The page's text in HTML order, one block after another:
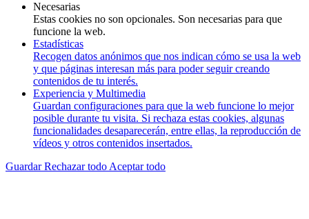
Necesarias
Estas cookies no son opcionales. Son necesarias para que
funcione la web.
Estadísticas
Recogen datos anónimos que nos indican cómo se usa la web
y que páginas interesan más para poder seguir creando
contenidos de tu interés.
Experiencia y Multimedia
Guardan configuraciones para que la web funcione lo mejor
posible durante tu visita. Si rechaza estas cookies, algunas
funcionalidades desaparecerán, entre ellas, la reproducción de
vídeos y otros contenidos insertados.
GuardarRechazar todo Aceptar todo